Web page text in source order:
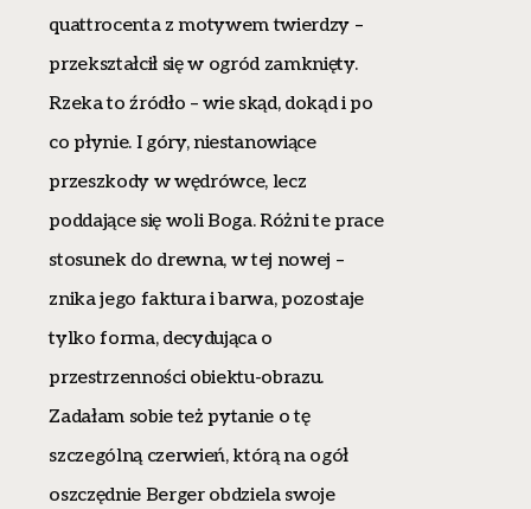
quattrocenta z motywem twierdzy –
przekształcił się w ogród zamknięty.
Rzeka to źródło – wie skąd, dokąd i po
co płynie. I góry, niestanowiące
przeszkody w wędrówce, lecz
poddające się woli Boga. Różni te prace
stosunek do drewna, w tej nowej –
znika jego faktura i barwa, pozostaje
tylko forma, decydująca o
przestrzenności obiektu-obrazu.
Zadałam sobie też pytanie o tę
szczególną czerwień, którą na ogół
oszczędnie Berger obdziela swoje